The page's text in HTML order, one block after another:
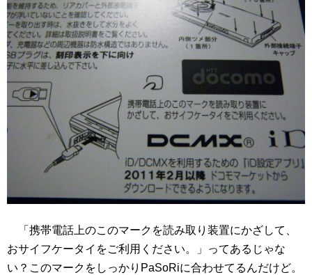
「携帯電話上のこのマークを読み取り装置にかざして、
おサイフケータイをご利用ください。」ってあるじゃな
い？このマークをしっかりPaSoRiに合わせてるんだけど。